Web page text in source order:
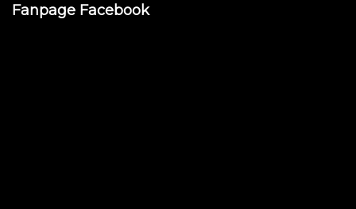
Fanpage Facebook